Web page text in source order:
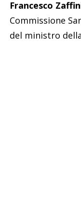
Francesco
Commissione
del ministro